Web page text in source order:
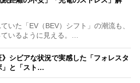
いた「EV（BEV）シフト」の潮流も、
いるように見える。…
》シビアな状況で実感した「フォレスタ
と「スト…